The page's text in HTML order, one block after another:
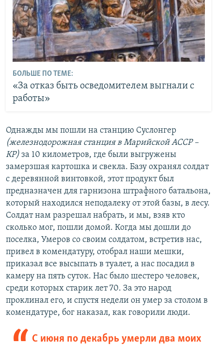
БОЛЬШЕ ПО ТЕМЕ:
«За отказ быть осведомителем выгнали с
работы»
Однажды мы пошли на станцию Суслонгер
(железнодорожная станция в Марийской АССР –
КР) за 10 километров, где были выгружены
замерзшая картошка и свекла. Базу охранял солдат
с деревянной винтовкой, этот продукт был
предназначен для гарнизона штрафного батальона,
который находился неподалеку от этой базы, в лесу.
Солдат нам разрешал набрать, и мы, взяв кто
сколько мог, пошли домой. Когда мы дошли до
поселка, Умеров со своим солдатом, встретив нас,
привел в комендатуру, отобрал наши мешки,
приказал все высыпать в туалет, а нас посадил в
камеру на пять суток. Нас было шестеро человек,
среди которых старик лет 70. За это народ
проклинал его, и спустя недели он умер за столом в
комендатуре, бог наказал, как говорили люди.
С июня по декабрь умерли два моих